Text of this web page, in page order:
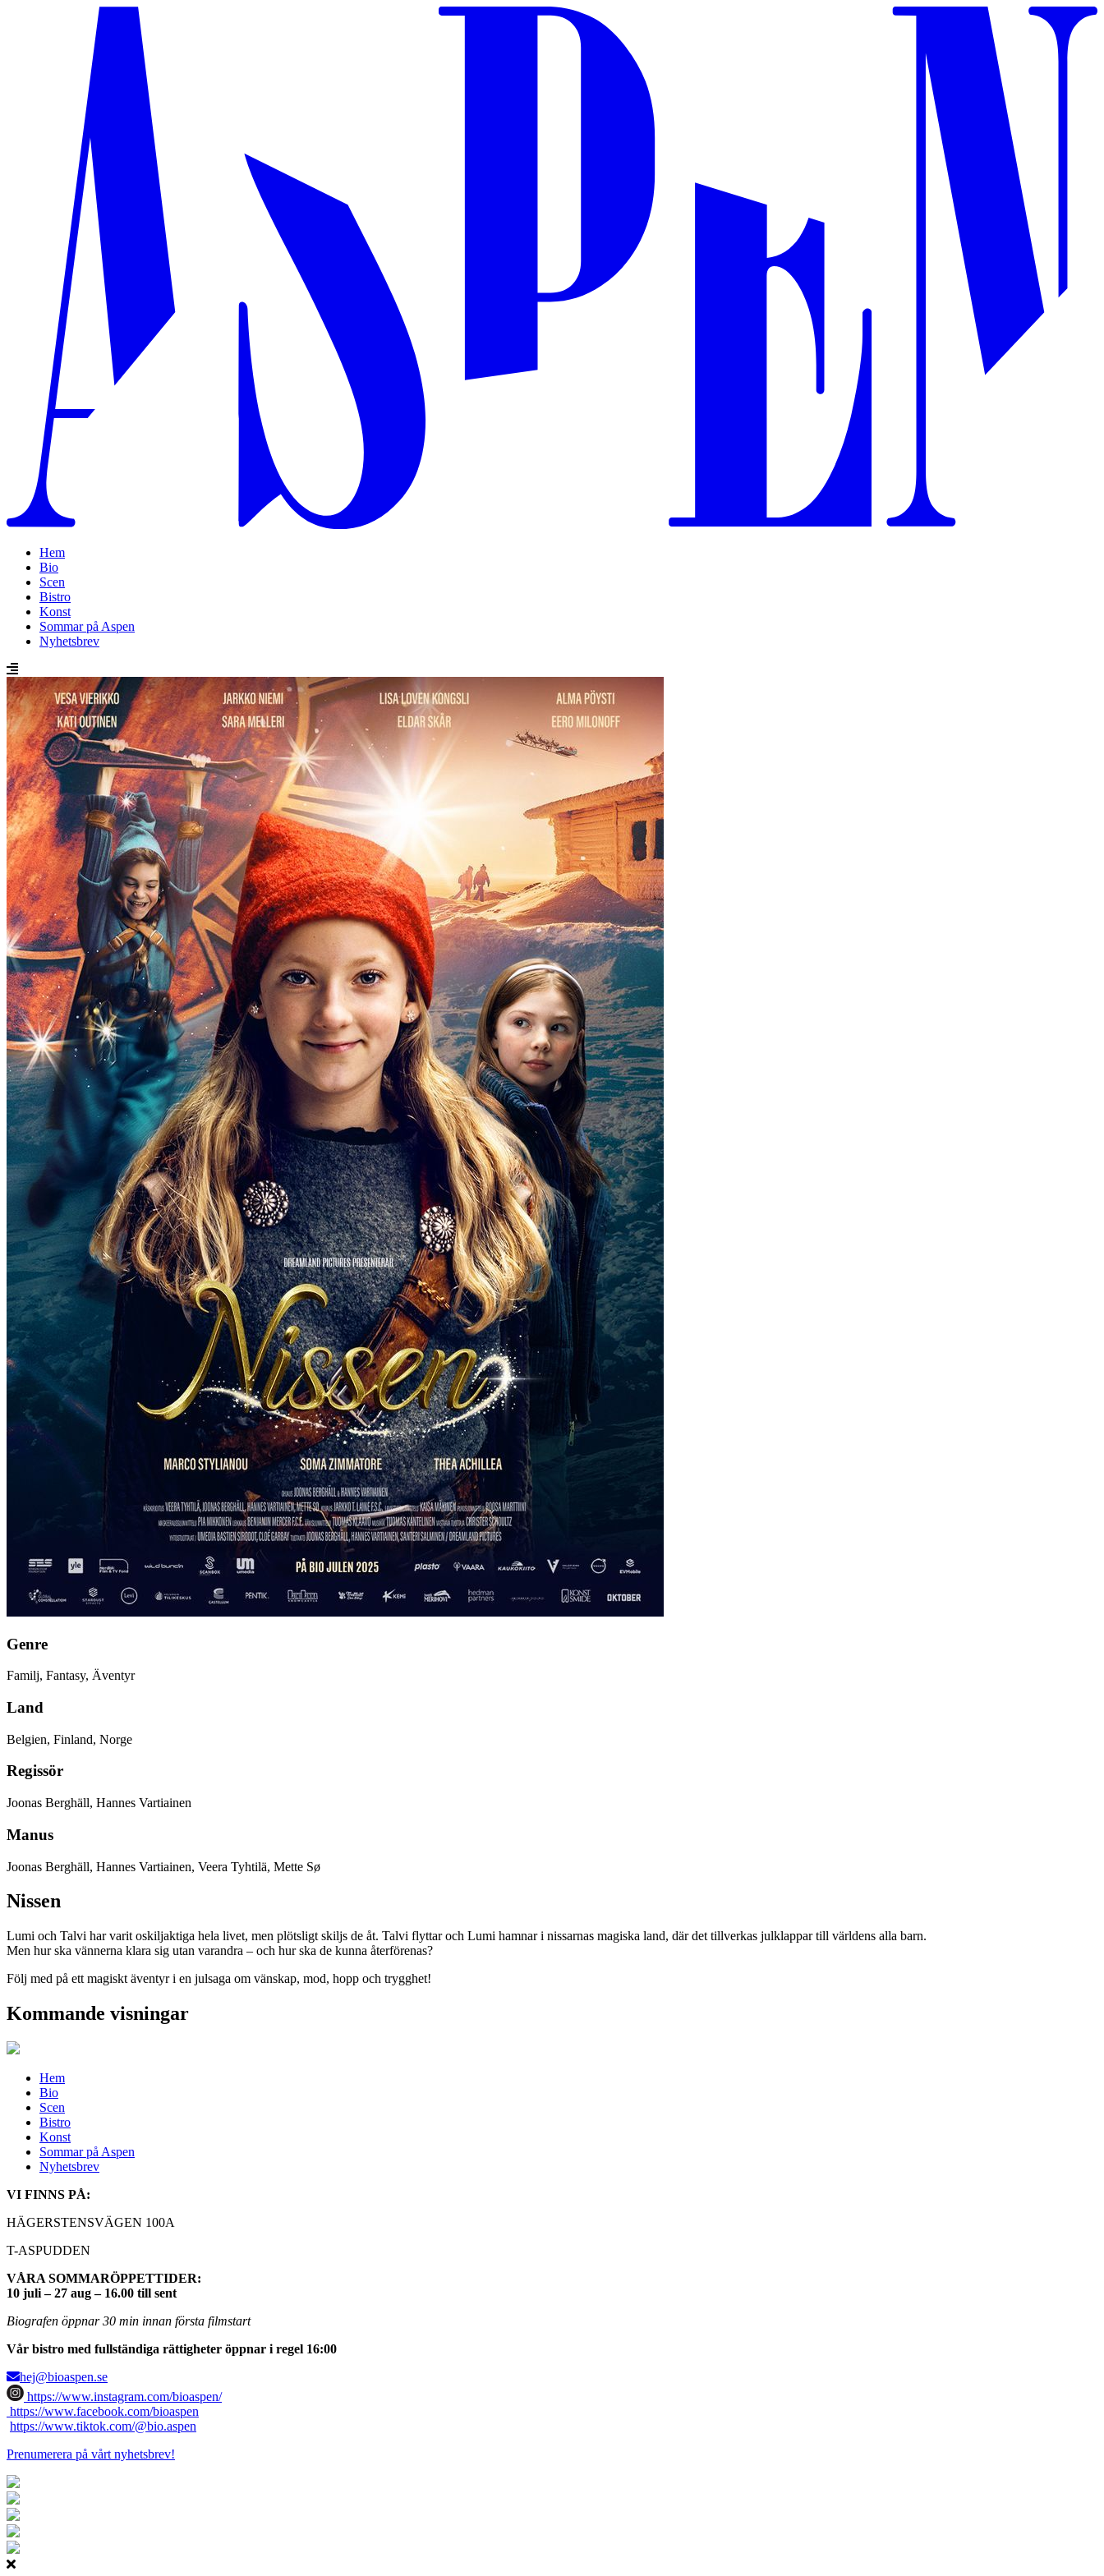
Hem
Bio
Scen
Bistro
Konst
Sommar på Aspen
Nyhetsbrev
Genre
Familj, Fantasy, Äventyr
Land
Belgien, Finland, Norge
Regissör
Joonas Berghäll, Hannes Vartiainen
Manus
Joonas Berghäll, Hannes Vartiainen, Veera Tyhtilä, Mette Sø
Nissen
Lumi och Talvi har varit oskiljaktiga hela livet, men plötsligt skiljs de åt. Talvi flyttar och Lumi hamnar i nissarnas magiska land, där det tillverkas julklappar till världens alla barn.
Men hur ska vännerna klara sig utan varandra – och hur ska de kunna återförenas?
Följ med på ett magiskt äventyr i en julsaga om vänskap, mod, hopp och trygghet!
Kommande visningar
Hem
Bio
Scen
Bistro
Konst
Sommar på Aspen
Nyhetsbrev
VI FINNS PÅ:
HÄGERSTENSVÄGEN 100A
T-ASPUDDEN
VÅRA SOMMARÖPPETTIDER:
10 juli – 27 aug – 16.00 till sent
Biografen öppnar 30 min innan första filmstart
Vår bistro med fullständiga rättigheter öppnar i regel 16:00
hej@bioaspen.se
https://www.instagram.com/bioaspen/
https://www.facebook.com/bioaspen
https://www.tiktok.com/@bio.aspen
Prenumerera på vårt nyhetsbrev!